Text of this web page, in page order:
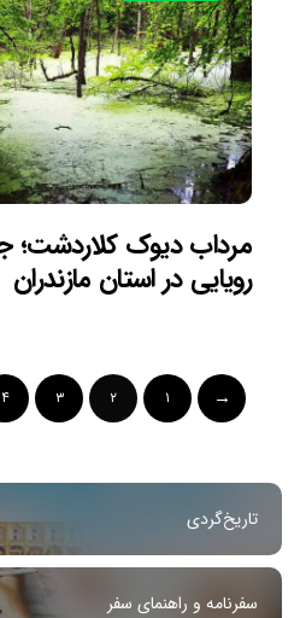
مرداب دیوک کلاردشت؛
رویایی در استان مازندران
۱ ۲ ۳ ۴
تاریخ‌گردی
سفرنامه و راهنمای سفر